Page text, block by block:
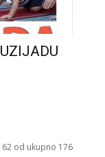
od ukupno 176